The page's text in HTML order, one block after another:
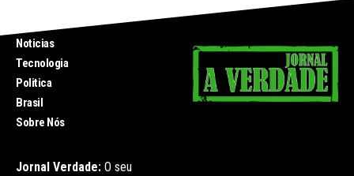
Noticias
Tecnologia
Politica
Brasil
Sobre Nós
Jornal Verdade: O seu